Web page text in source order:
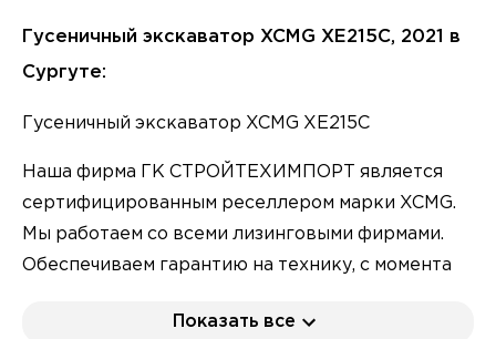
Гусеничный экскаватор XCMG XE215C, 2021 в
Сургуте:
Гусеничный экскаватор XCMG XE215С
Наша фирма ГК СТРОЙТЕХИМПОРТ является
сертифицированным реселлером марки XCMG.
Мы работаем со всеми лизинговыми фирмами.
Обеспечиваем гарантию на технику, с момента
Показать все